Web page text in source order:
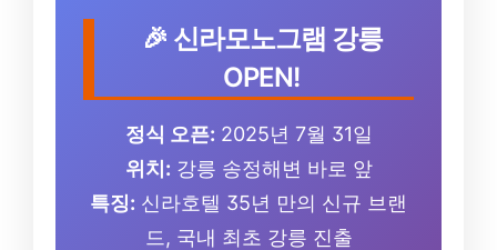
🎉 신라모노그램 강릉
OPEN!
정식 오픈: 2025년 7월 31일
위치: 강릉 송정해변 바로 앞
특징: 신라호텔 35년 만의 신규 브랜
드, 국내 최초 강릉 진출